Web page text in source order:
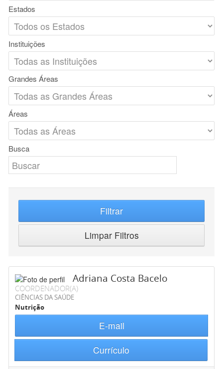
Estados
Instituições
Grandes Áreas
Áreas
Busca
Filtrar
Limpar Filtros
Adriana Costa Bacelo
COORDENADOR(A)
CIÊNCIAS DA SAÚDE
Nutrição
E-mail
Currículo